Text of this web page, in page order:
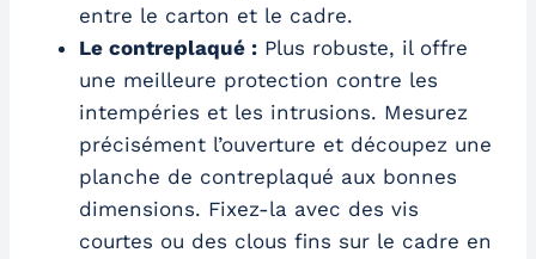
entre le carton et le cadre.
Le contreplaqué : Plus robuste, il offre
une meilleure protection contre les
intempéries et les intrusions. Mesurez
précisément l’ouverture et découpez une
planche de contreplaqué aux bonnes
dimensions. Fixez-la avec des vis
courtes ou des clous fins sur le cadre en